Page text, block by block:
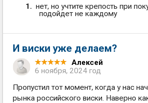
нет, но учтите крепость при
подойдет не каждому
И виски уже делаем?
Алексей
6 ноября, 2024 год
Пропустил тот момент, когда у нас
рынка российского виски. Наверно